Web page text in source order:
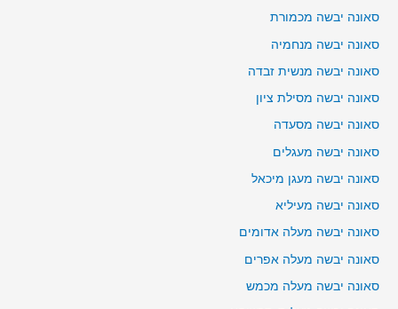
סאונה יבשה מכמורת
סאונה יבשה מנחמיה
סאונה יבשה מנשית זבדה
סאונה יבשה מסילת ציון
סאונה יבשה מסעדה
סאונה יבשה מעגלים
סאונה יבשה מעגן מיכאל
סאונה יבשה מעיליא
סאונה יבשה מעלה אדומים
סאונה יבשה מעלה אפרים
סאונה יבשה מעלה מכמש